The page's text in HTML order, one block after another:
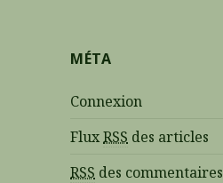
MÉTA
Connexion
FluxRSS des articles
RSS des commentaires